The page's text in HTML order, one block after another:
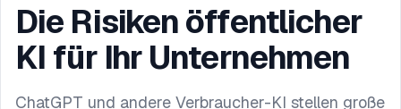
Die Risiken öffentlicher
KI für Ihr Unternehmen
ChatGPT und andere Verbraucher-KI stellen große